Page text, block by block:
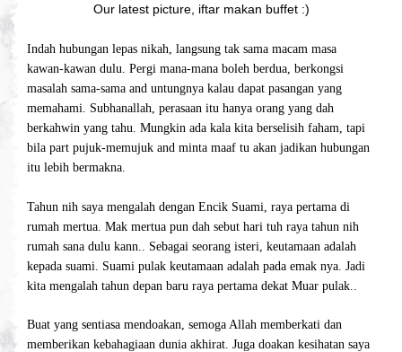
Our latest picture, iftar makan buffet :)
Indah hubungan lepas nikah, langsung tak sama macam masa
kawan-kawan dulu. Pergi mana-mana boleh berdua, berkongsi
masalah sama-sama and untungnya kalau dapat pasangan yang
memahami. Subhanallah, perasaan itu hanya orang yang dah
berkahwin yang tahu. Mungkin ada kala kita berselisih faham, tapi
bila part pujuk-memujuk and minta maaf tu akan jadikan hubungan
itu lebih bermakna.
Tahun nih saya mengalah dengan Encik Suami, raya pertama di
rumah mertua. Mak mertua pun dah sebut hari tuh raya tahun nih
rumah sana dulu kann.. Sebagai seorang isteri, keutamaan adalah
kepada suami. Suami pulak keutamaan adalah pada emak nya. Jadi
kita mengalah tahun depan baru raya pertama dekat Muar pulak..
Buat yang sentiasa mendoakan, semoga Allah memberkati dan
memberikan kebahagiaan dunia akhirat. Juga doakan kesihatan saya